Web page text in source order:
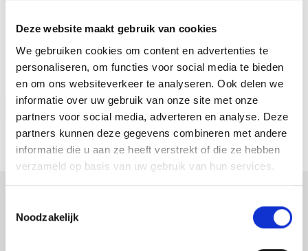
Deze website maakt gebruik van cookies
We gebruiken cookies om content en advertenties te
personaliseren, om functies voor social media te bieden
en om ons websiteverkeer te analyseren. Ook delen we
informatie over uw gebruik van onze site met onze
partners voor social media, adverteren en analyse. Deze
partners kunnen deze gegevens combineren met andere
informatie die u aan ze heeft verstrekt of die ze hebben
verzameld op basis van uw gebruik van hun services.
Noodzakelijk
Vraag offerte
verpakkingen